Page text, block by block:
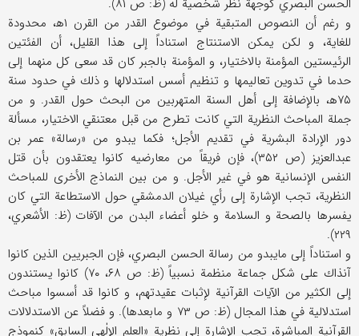
الحسن البصري كوجهة نظر شخصية له (ظ: ص ۸۱).
و رغم أن النصوص المتبقية في موضوع القدر من القرن ۱ه‍، محدودة
للغاية، و لكن يمكن الاستنتاج استناداً إلى هذا القليل، أن الفئتين
الرئيستين المؤمنة بالاختيار، و المؤمنة بالجبر كان قد سعى كل منهما إلى
حدما في تدوين تعاليمها و تنظيم أسس استدلالها و ذلك في حدود سنة
۷۵ه‍، بالإضافة إلى أهل السنة المتهربين من البحث حول القدر. و من
جملة المباحث النظرية التي كانت تطرح من قبل معتنقي الاختيار، مسألة
دور الإرادة البشرية في تقديم الأجل؛ فكما يبدو من «رسالة» عمر بن
عبدالعزيز (ص ۳۵۲)، فإن فريقاً من معارضيه كانوا يعتقدون بأن قتل
النفس الإنسانية هو في غير الأجل. و من بين النماذج الأخرى للمباحث
النظرية، تجب الإشارة إلى رأي غيلان الدمشقي حول الاستطاعة التي كان
يفسرها بالصحة و السلامة و خلو أعضاء البدن من الآفات (ظ: الأشعري،
۲۲۹).
و استناداً إلى مايبدو من رسالة الحسن البصري، فإن الجبريين الذين كانوا
آنذاك على شكل جماعة منظمة نسبياً (ظ: ص ۶۸، ۷۰) كانوا يستندون
إلى الكثير من الآيات القرآنية لإثبات عقيدتهم، و كانوا قد أسسوا مباحث
استدلالية في هذا المجال (ظ: ص ۷۳ و مابعدها). و فضلاً عن الاستدلالات
القرآنية المباشرة، تجب الإشارة إلى نظرية «العلم الإلٰهي السابق» كنموذج